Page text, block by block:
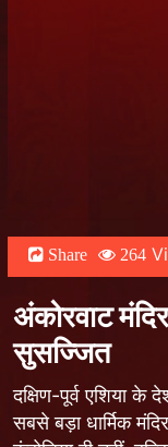
Share 264
अंकोरवाट
सुसज्जित
दक्षिण-पूर्व एशिया के
सबसे बड़ा धार्मिक